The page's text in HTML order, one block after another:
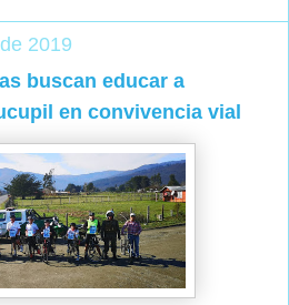
2019
buscan educar a
en convivencia vial